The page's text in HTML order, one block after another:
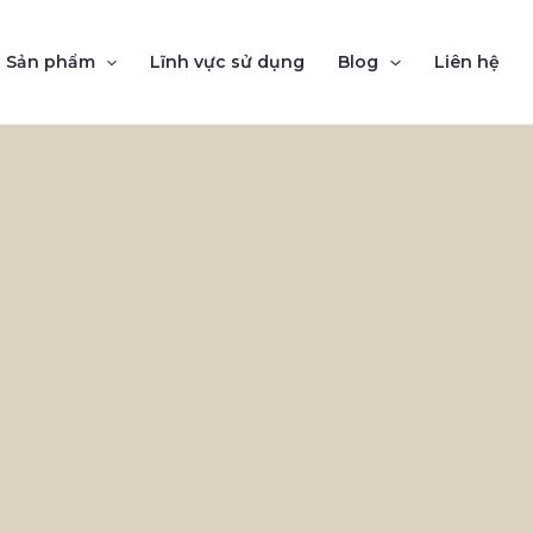
Sản phẩm Lĩnh vực sử dụng Blog Liên hệ